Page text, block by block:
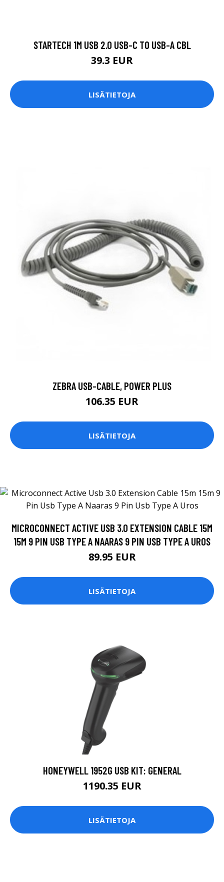
STARTECH 1M USB 2.0 USB-C TO USB-A CBL
39.3 EUR
LISÄTIETOJA
ZEBRA USB-CABLE, POWER PLUS
106.35 EUR
LISÄTIETOJA
MICROCONNECT ACTIVE USB 3.0 EXTENSION CABLE 15M
15M 9 PIN USB TYPE A NAARAS 9 PIN USB TYPE A UROS
89.95 EUR
LISÄTIETOJA
HONEYWELL 1952G USB KIT: GENERAL
1190.35 EUR
LISÄTIETOJA